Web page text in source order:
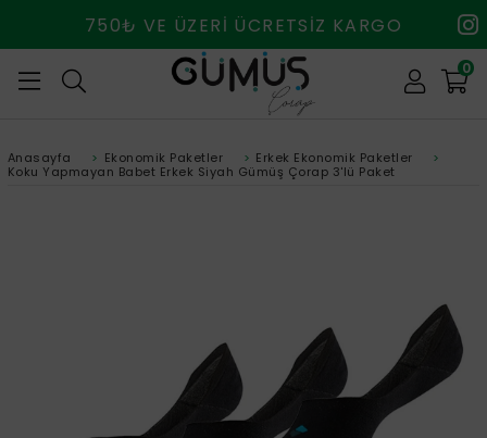
750₺ VE ÜZERİ ÜCRETSİZ KARGO
0
Anasayfa > Ekonomik Paketler > Erkek Ekonomik Paketler
>
Koku Yapmayan Babet Erkek Siyah Gümüş Çorap 3'lü Paket